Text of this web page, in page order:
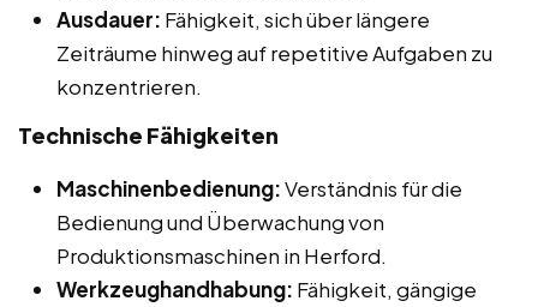
Ausdauer: Fähigkeit, sich über längere
Zeiträume hinweg auf repetitive Aufgaben zu
konzentrieren.
Technische Fähigkeiten
Maschinenbedienung:Verständnis für die
Bedienung und Überwachung von
Produktionsmaschinen in Herford.
Werkzeughandhabung: Fähigkeit, gängige